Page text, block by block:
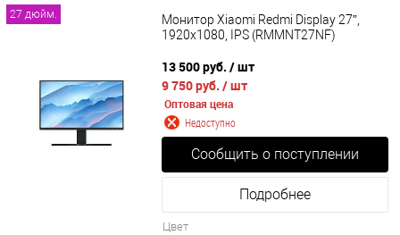
27 дюйм.
Монитор Xiaomi Redmi Display 27”,
1920x1080, IPS (RMMNT27NF)
13 500 руб. / шт
9 750 руб. / шт
Оптовая цена
Недоступно
Сообщить о поступлении
Подробнее
Цвет